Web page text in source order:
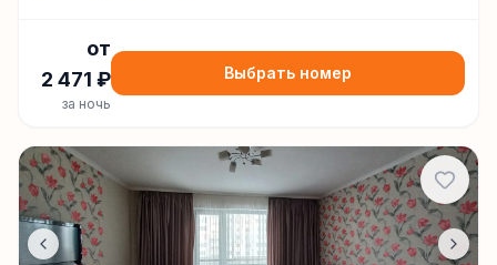
от
2 471 ₽
за ночь
Выбрать номер